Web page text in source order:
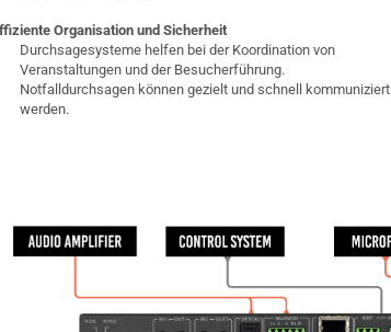
Organisation und Sicherheit
Durchsagesysteme helfen bei der Koordination von
Veranstaltungen und der Besucherführung.
Notfalldurchsagen können gezielt und schnell kommuniziert
werden.